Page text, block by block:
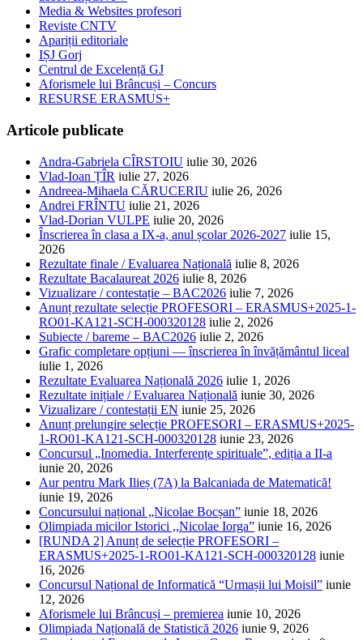
Media & Websites profesori
Reviste CNTV
Apariții editoriale
IȘJ Gorj
Centrul de Excelență GJ
Aforismele lui Brâncuși – Concurs
RESURSE ERASMUS+
Articole publicate
Andra-Gabriela CÎRSTOIU iulie 30, 2026
Vlad-Ioan ȚÎR iulie 27, 2026
Andreea-Mihaela CĂRUCERIU iulie 26, 2026
Andrei FRÎNTU iulie 21, 2026
Vlad-Dorian VULPE iulie 20, 2026
Înscrierea în clasa a IX-a, anul școlar 2026-2027 iulie 15,
2026
Rezultate finale / Evaluarea Națională iulie 8, 2026
Rezultate Bacalaureat 2026 iulie 8, 2026
Vizualizare / contestație – BAC2026 iulie 7, 2026
Anunț rezultate selecție PROFESORI – ERASMUS+2025-1-
RO01-KA121-SCH-000320128 iulie 2, 2026
Subiecte / bareme – BAC2026 iulie 2, 2026
Grafic completare opțiuni — înscrierea în învățământul liceal
iulie 1, 2026
Rezultate Evaluarea Națională 2026 iulie 1, 2026
Rezultate inițiale / Evaluarea Națională iunie 30, 2026
Vizualizare / contestații EN iunie 25, 2026
Anunț prelungire selecție PROFESORI – ERASMUS+2025-
1-RO01-KA121-SCH-000320128 iunie 23, 2026
Concursul „Inomedia. Interferențe spirituale”, ediția a II-a
iunie 20, 2026
Aur pentru Mark Ilieș (7A) la Balcaniada de Matematică!
iunie 19, 2026
Concursului național „Nicolae Bocșan” iunie 18, 2026
Olimpiada micilor Istorici ,,Nicolae Iorga” iunie 16, 2026
[RUNDA 2] Anunț de selecție PROFESORI –
ERASMUS+2025-1-RO01-KA121-SCH-000320128 iunie
16, 2026
Concursul Național de Informatică “Urmașii lui Moisil” iunie
12, 2026
Aforismele lui Brâncuși – premierea iunie 10, 2026
Olimpiada Națională de Statistică 2026 iunie 9, 2026